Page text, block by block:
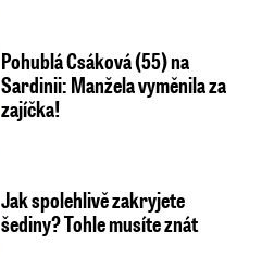
Pohublá Csáková (55) na
Sardinii: Manžela vyměnila za
zajíčka!
Jak spolehlivě zakryjete
šediny? Tohle musíte znát